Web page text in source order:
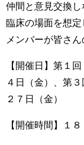
仲間と意見交換し
臨床の場面を想
メンバーが皆さ
【開催日】第１
４日（金）、第
２７日（金）
【開催時間】１